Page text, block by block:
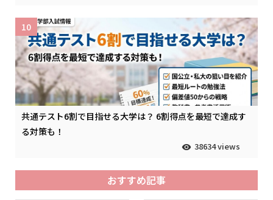
共通テスト6割で目指せる大学は？ 6割得点を最短で達成す
る対策も！
38634 views
10
おすすめ記事